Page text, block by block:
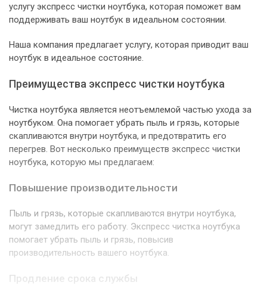
услугу экспресс чистки ноутбука, которая поможет вам
поддерживать ваш ноутбук в идеальном состоянии.
Наша компания предлагает услугу, которая приводит ваш
ноутбук в идеальное состояние.
Преимущества экспресс чистки ноутбука
Чистка ноутбука является неотъемлемой частью ухода за
ноутбуком. Она помогает убрать пыль и грязь, которые
скапливаются внутри ноутбука, и предотвратить его
перегрев. Вот несколько преимуществ экспресс чистки
ноутбука, которую мы предлагаем:
Повышение производительности
Пыль и грязь, которые скапливаются внутри ноутбука,
могут замедлить его работу. Экспресс чистка ноутбука
помогает убрать пыль и грязь, повысив
производительность вашего ноутбука.
Продление срока службы